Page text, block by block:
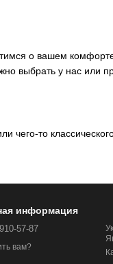
о вашем
выбрать у нас или
чего-то
информация
57-87
вам?